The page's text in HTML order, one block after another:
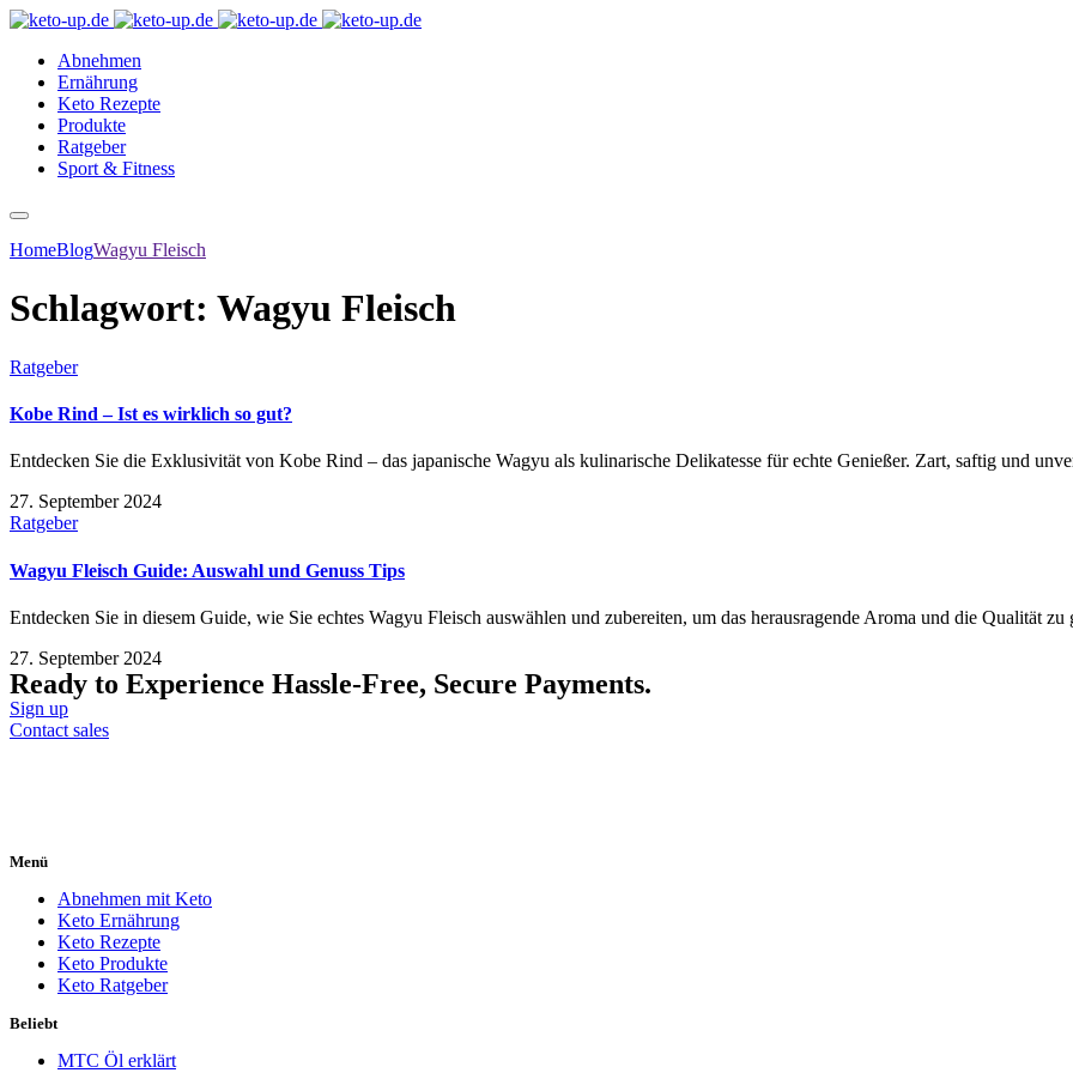
Abnehmen
Ernährung
Keto Rezepte
Produkte
Ratgeber
Sport & Fitness
HomeBlogWagyu Fleisch
Schlagwort: Wagyu Fleisch
Ratgeber
Kobe Rind – Ist es wirklich so gut?
Entdecken Sie die Exklusivität von Kobe Rind – das japanische Wagyu als kulinarische Delikatesse für echte Genießer. Zart, saftig und
27. September 2024
Ratgeber
Wagyu Fleisch Guide: Auswahl und Genuss Tips
Entdecken Sie in diesem Guide, wie Sie echtes Wagyu Fleisch auswählen und zubereiten, um das herausragende Aroma und die Qualität zu
27. September 2024
Ready to Experience Hassle-Free, Secure Payments.
Sign up
Contact sales
Menü
Abnehmen mit Keto
Keto Ernährung
Keto Rezepte
Keto Produkte
Keto Ratgeber
Beliebt
MTC Öl erklärt